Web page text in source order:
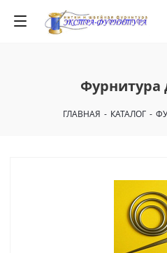
Фурнитура
ГЛАВНАЯ - КАТАЛОГ -